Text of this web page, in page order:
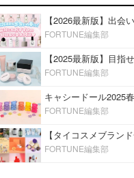
FORTUNE編集部
FORTUNE編集部
FORTUNE編集部
FORTUNE編集部